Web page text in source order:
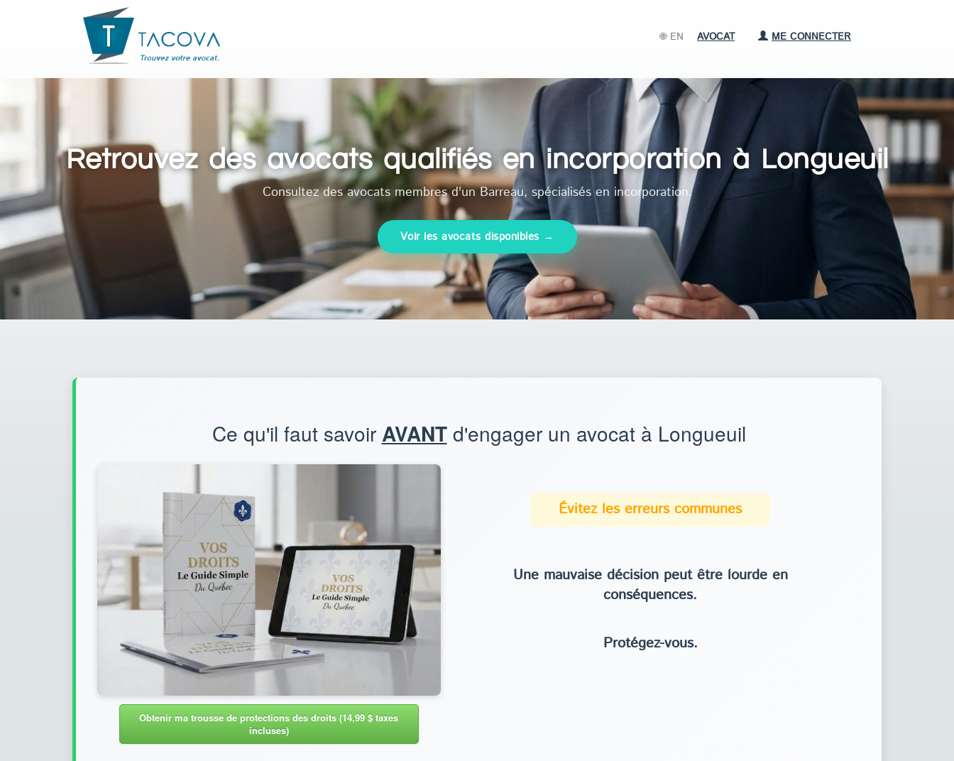
🌐 EN AVOCAT ME CONNECTER
Retrouvez des avocats qualifiés en incorporation à Longueuil
Consultez des avocats membres d'un Barreau, spécialisés en incorporation.
Voir les avocats disponibles →
Ce qu'il faut savoir AVANTd'engager un avocat à Longueuil
Obtenir ma trousse de protections des droits (14,99 $ taxes
incluses)
Évitez les erreurs communes
Une mauvaise décision peut être lourde en
conséquences.
Protégez-vous.